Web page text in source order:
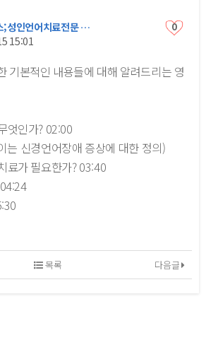
;성인언어치료전문 …
15:01
0
기본적인 내용들에 대해 알려드리는 영
엇인가? 02:00
는 신경언어장애 증상에 대한 정의)
료가 필요한가? 03:40
다음글
목록